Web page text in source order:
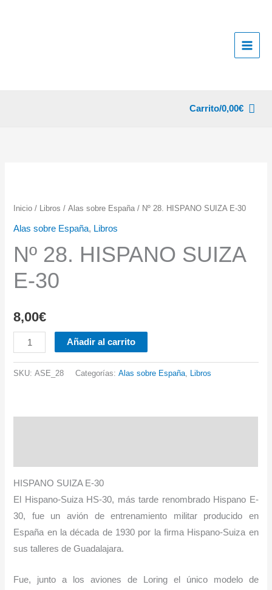
Carrito/0,00€
Inicio / Libros /Alas sobre España / Nº 28. HISPANO SUIZA E-30
Alas sobre España, Libros
Nº 28. HISPANO SUIZA
E-30
8,00€
28.
HISPANO
Añadir al carrito
SKU:ASE_28 Categorías:Alas sobre España, Libros
HISPANO SUIZA E-30
El Hispano-Suiza HS-30, más tarde renombrado Hispano E-
30, fue un avión de entrenamiento militar producido en
España en la década de 1930 por la firma Hispano-Suiza en
sus talleres de Guadalajara.
Fue, junto a los aviones de Loring el único modelo de